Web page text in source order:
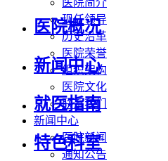
医院简介
现任领导
历史沿革
医院荣誉
组织架构
医院文化
联系我们
新闻中心
医院新闻
通知公告
医院概况
新闻中心
就医指南
特色科室